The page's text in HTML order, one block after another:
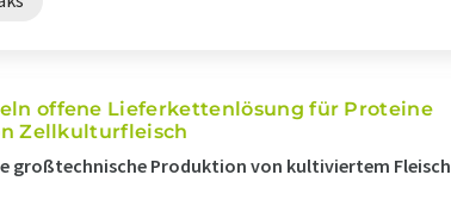
offene Lieferkettenlösung für Proteine
Zellkulturfleisch
großtechnische Produktion von kultiviertem Fleisch